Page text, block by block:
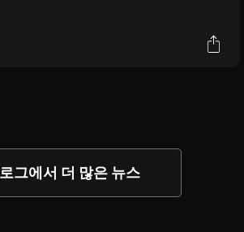
그에서 더 많은 뉴스